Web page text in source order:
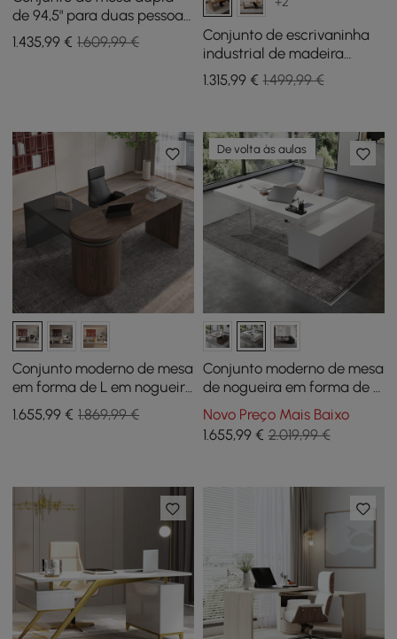
de 94,5" para duas pessoas
e 2 cadeiras de escritório
brancas para tarefas
1.435,99 € 1.609,99 €
Conjunto de escrivaninha
industrial de madeira
envelhecida Cadeira de
escritório de couro
1.315,99€ 1.499,99 €
Conjunto moderno de mesa
em forma de L em nogueira
e couro reclinável Cadeira
giratória ajustável
1.655,99 € 1.869,99 €
De volta às aulas
Conjunto moderno de mesa
de nogueira em forma de L
e cadeira de escritório
reclinável de couro (71,5")
Novo Preço Mais Baixo
1.655,99€ 2.019,99 €